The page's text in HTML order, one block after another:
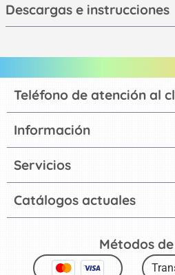
Descargas e instrucciones
Catálogos actuales
Teléfono de atención al
Información
Servicios
Métodos